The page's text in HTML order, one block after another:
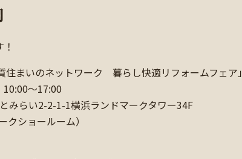
まいのネットワーク 暮らし快適リフォームフェア」
～17:00
みらい2-2-1-1横浜ランドマークタワー34F
クショールーム）